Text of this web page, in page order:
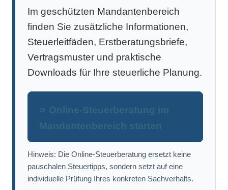
Im geschützten Mandantenbereich
finden Sie zusätzliche Informationen,
Steuerleitfäden, Erstberatungsbriefe,
Vertragsmuster und praktische
Downloads für Ihre steuerliche Planung.
Online-Steuerberatung im
Mandantenbereich starten
Hinweis: Die Online-Steuerberatung ersetzt keine
pauschalen Steuertipps, sondern setzt auf eine
individuelle Prüfung Ihres konkreten Sachverhalts.